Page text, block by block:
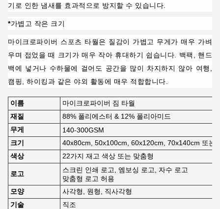
기로 인한 냄새를 효과적으로 방지할 수 있습니다.
*가볍고 작은 크기
마이크로파이버 스포츠 타월은 질감이 가볍고 무게가 매우 가벼
우며 접었을 때 크기가 매우 작아 휴대하기 쉽습니다. 백팩, 핸드
백에 넣거나 수하물에 걸어도 공간을 많이 차지하지 않아 여행,
캠핑, 하이킹과 같은 야외 활동에 매우 적합합니다.
이름
마이크로파이버 짐 타월
재질
88% 폴리에스터 & 12% 폴리아미드
무게
140-300GSM
크기
40x80cm, 50x100cm, 60x120cm, 70x140cm 또는
색상
22가지 재고 색상 또는 맞춤형
로고
스크린 인쇄 로고, 엠보싱 로고, 자수 로고
맞춤형 로고 허용
모양
사각형, 원형, 직사각형
기술
직조